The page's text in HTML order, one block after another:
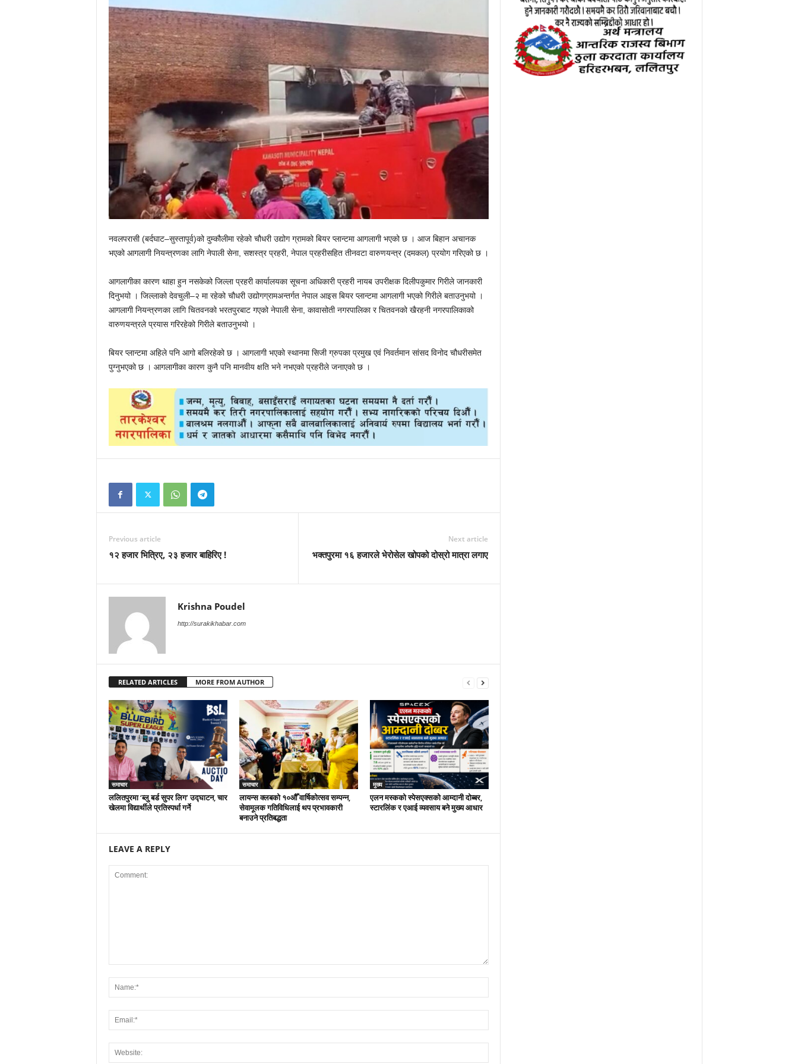
नवलपरासी (बर्दघाट–सुस्तापूर्व)को दुम्कौलीमा रहेको चौधरी उद्योग ग्रामको बियर प्लान्टमा आगलागी भएको छ । आज बिहान अचानक
भएको आगलागी नियन्त्रणका लागि नेपाली सेना, सशस्त्र प्रहरी, नेपाल प्रहरीसहित तीनवटा वारुणयन्त्र (दमकल) प्रयोग गरिएको छ ।
आगलागीका कारण थाहा हुन नसकेको जिल्ला प्रहरी कार्यालयका सूचना अधिकारी प्रहरी नायब उपरीक्षक दिलीपकुमार गिरीले जानकारी
दिनुभयो । जिल्लाको देवचुली–२ मा रहेको चौधरी उद्योगग्रामअन्तर्गत नेपाल आइस बियर प्लान्टमा आगलागी भएको गिरीले बताउनुभयो ।
आगलागी नियन्त्रणका लागि चितवनको भरतपुरबाट गएको नेपाली सेना, कावासोती नगरपालिका र चितवनको खैरहनी नगरपालिकाको
वारुणयन्त्रले प्रयास गरिरहेको गिरीले बताउनुभयो ।
बियर प्लान्टमा अहिले पनि आगो बलिरहेको छ । आगलागी भएको स्थानमा सिजी ग्रुपका प्रमुख एवं निवर्तमान सांसद विनोद चौधरीसमेत
पुग्नुभएको छ । आगलागीका कारण कुनै पनि मानवीय क्षति भने नभएको प्रहरीले जनाएको छ ।
Previous article
१२ हजार भित्रिए, २३ हजार बाहिरिए !
Next article
भक्तपुरमा १६ हजारले भेरोसेल खोपको दोस्रो मात्रा लगाए
Krishna Poudel
http://surakikhabar.com
RELATED ARTICLES MORE FROM AUTHOR
समाचार
ललितपुरमा ‘ब्लु बर्ड सुपर लिग’ उद्घाटन, चार
खेलमा विद्यार्थीले प्रतिस्पर्धा गर्ने
समाचार
लायन्स क्लबको १०औँ वार्षिकोत्सव सम्पन्न,
सेवामूलक गतिविधिलाई थप प्रभावकारी
बनाउने प्रतिबद्धता
मुख्य
एलन मस्कको स्पेसएक्सको आम्दानी दोब्बर,
स्टारलिंक र एआई व्यवसाय बने मुख्य आधार
LEAVE A REPLY